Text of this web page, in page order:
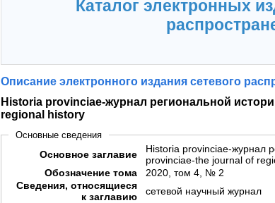
Каталог электронных
Описание электронного издания сетевого
Historia provinciae-журнал региональной
regional history
Основные сведения
Основное заглавие
Historia provinciae-журнал
provinciae-the journal of
Обозначение тома
2020, том 4, № 2
Сведения, относящиеся
к заглавию
сетевой научный журнал